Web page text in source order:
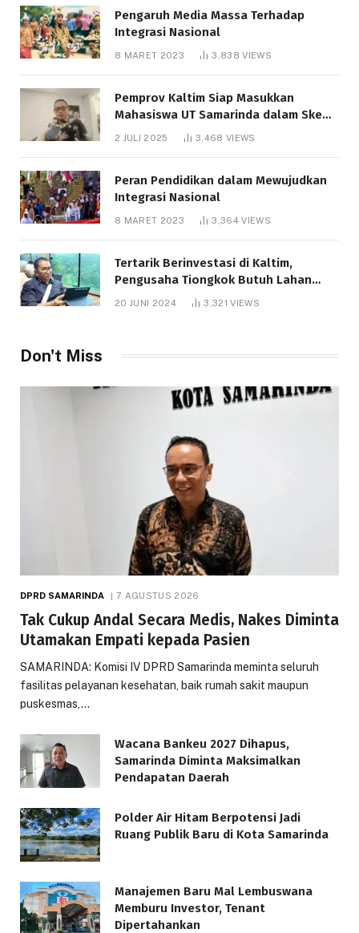
Pengaruh Media Massa Terhadap
Integrasi Nasional
8 MARET 2023 3,838VIEWS
Pemprov Kaltim Siap Masukkan
Mahasiswa UT Samarinda dalam Skema
Bantuan Pendidikan Gratispol
2 JULI 2025 3,468 VIEWS
Peran Pendidikan dalam Mewujudkan
Integrasi Nasional
8 MARET 2023 3,364VIEWS
Tertarik Berinvestasi di Kaltim,
Pengusaha Tiongkok Butuh Lahan
20 JUNI 2024 3,321VIEWS
Don't Miss
DPRD SAMARINDA 7 AGUSTUS 2026
Tak Cukup Andal Secara Medis, Nakes Diminta
Utamakan Empati kepada Pasien
SAMARINDA: Komisi IV DPRD Samarinda meminta seluruh
fasilitas pelayanan kesehatan, baik rumah sakit maupun
puskesmas,…
Wacana Bankeu 2027 Dihapus,
Samarinda Diminta Maksimalkan
Pendapatan Daerah
Polder Air Hitam Berpotensi Jadi
Ruang Publik Baru di Kota Samarinda
Manajemen Baru Mal Lembuswana
Memburu Investor, Tenant
Dipertahankan